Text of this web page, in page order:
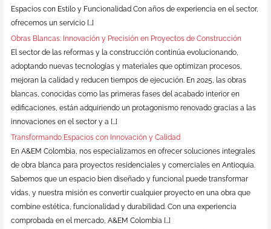
Espacios con Estilo y Funcionalidad Con años de experiencia en el sector,
ofrecemos un servicio […]
Obras Blancas: Innovación y Precisión en Proyectos de Construcción
El sector de las reformas y la construcción continúa evolucionando,
adoptando nuevas tecnologías y materiales que optimizan procesos,
mejoran la calidad y reducen tiempos de ejecución. En 2025, las obras
blancas, conocidas como las primeras fases del acabado interior en
edificaciones, están adquiriendo un protagonismo renovado gracias a las
innovaciones en el sector y a […]
Transformando Espacios con Innovación y Calidad
En A&EM Colombia, nos especializamos en ofrecer soluciones integrales
de obra blanca para proyectos residenciales y comerciales en Antioquia.
Sabemos que un espacio bien diseñado y funcional puede transformar
vidas, y nuestra misión es convertir cualquier proyecto en una obra que
combine estética, funcionalidad y durabilidad. Con una experiencia
comprobada en el mercado, A&EM Colombia […]